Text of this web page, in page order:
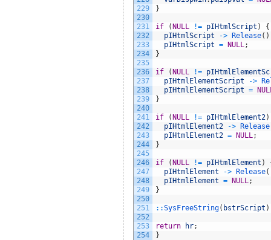
229
230
231
232
233
234
235
236
237
238
239
240
241
242
243
244
245
246
247
248
249
250
251
252
253
254
}
if ( NULL != pIHtmlScript )
{
pIHtmlScript
-> Release( )
pIHtmlScript = NULL;
}
if ( NULL !=
pIHtmlElementScript
->
pIHtmlElementScript =
}
if ( NULL != pIHtmlElement2)
pIHtmlElement2
-> Release
pIHtmlElement2 = NULL;
}
if ( NULL != pIHtmlElement )
pIHtmlElement
-> Release(
pIHtmlElement = NULL;
}
::SysFreeString( bstrScript )
return hr;
}